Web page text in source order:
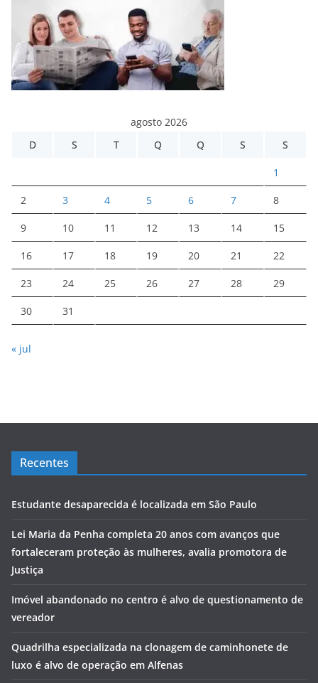
agosto 2026
D
S T Q Q S S
1
2 3 4 5 6 7 8
9 10 11 12 13 14 15
16 17 18 19 20 21 22
23 24 25 26 27 28 29
30 31
« jul
Recentes
Estudante desaparecida é localizada em São Paulo
Lei Maria da Penha completa 20 anos com avanços que
fortaleceram proteção às mulheres, avalia promotora de
Justiça
Imóvel abandonado no centro é alvo de questionamento de
vereador
Quadrilha especializada na clonagem de caminhonete de
luxo é alvo de operação em Alfenas